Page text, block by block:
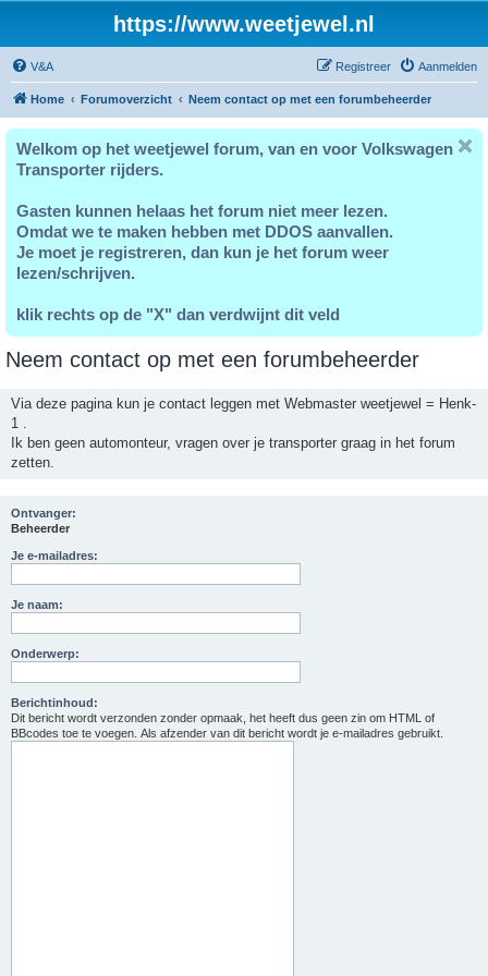
https://www.weetjewel.nl
V&A Aanmelden
Registreer
Home Forumoverzicht Neem contact op met een forumbeheerder
Welkom op het weetjewel forum, van en voor Volkswagen
Transporter rijders.
Gasten kunnen helaas het forum niet meer lezen.
Omdat we te maken hebben met DDOS aanvallen.
Je moet je registreren, dan kun je het forum weer
lezen/schrijven.
klik rechts op de "X" dan verdwijnt dit veld
Neem contact op met een forumbeheerder
Via deze pagina kun je contact leggen met Webmaster weetjewel = Henk-
1 .
Ik ben geen automonteur, vragen over je transporter graag in het forum
zetten.
Ontvanger:
Beheerder
Je e-mailadres:
Je naam:
Onderwerp:
Berichtinhoud:
Dit bericht wordt verzonden zonder opmaak, het heeft dus geen zin om HTML of
BBcodes toe te voegen. Als afzender van dit bericht wordt je e-mailadres gebruikt.